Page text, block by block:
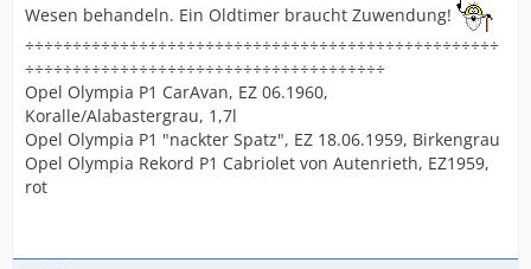
Wesen behandeln. Ein Oldtimer braucht Zuwendung!
÷÷÷÷÷÷÷÷÷÷÷÷÷÷÷÷÷÷÷÷÷÷÷÷÷÷÷÷÷÷÷÷÷÷÷÷÷÷÷÷÷÷÷÷÷÷÷÷÷÷
÷÷÷÷÷÷÷÷÷÷÷÷÷÷÷÷÷÷÷÷÷÷÷÷÷÷÷÷÷÷÷÷÷÷÷÷÷÷
Opel Olympia P1 CarAvan, EZ 06.1960,
Koralle/Alabastergrau, 1,7l
Opel Olympia P1 "nackter Spatz", EZ 18.06.1959, Birkengrau
Opel Olympia Rekord P1 Cabriolet von Autenrieth, EZ1959,
rot